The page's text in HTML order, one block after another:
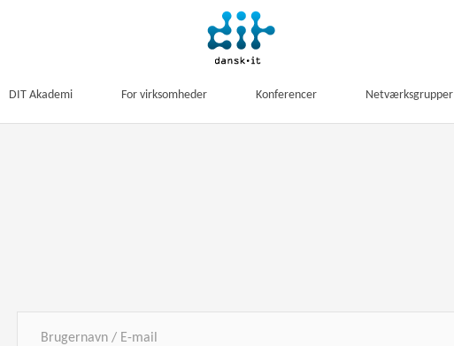
DIT Akademi For virksomheder Konferencer Netværksgrupper